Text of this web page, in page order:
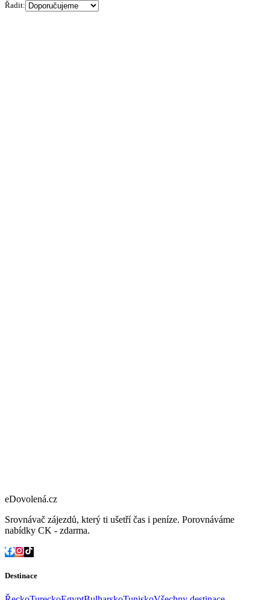
Řadit:
eDovolená.cz
Srovnávač zájezdů, který ti ušetří čas i peníze. Porovnáváme
nabídky CK - zdarma.
Destinace